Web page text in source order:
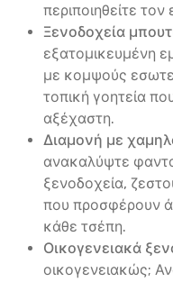
περιποιηθείτε
Ξενοδοχεία
εξατομικευμένη
με κομψούς
τοπική γοητεία
αξέχαστη.
Διαμονή με
ανακαλύψτε
ξενοδοχεία,
που προσφέρουν
κάθε τσέπη.
Οικογενειακά
οικογενειακώς;